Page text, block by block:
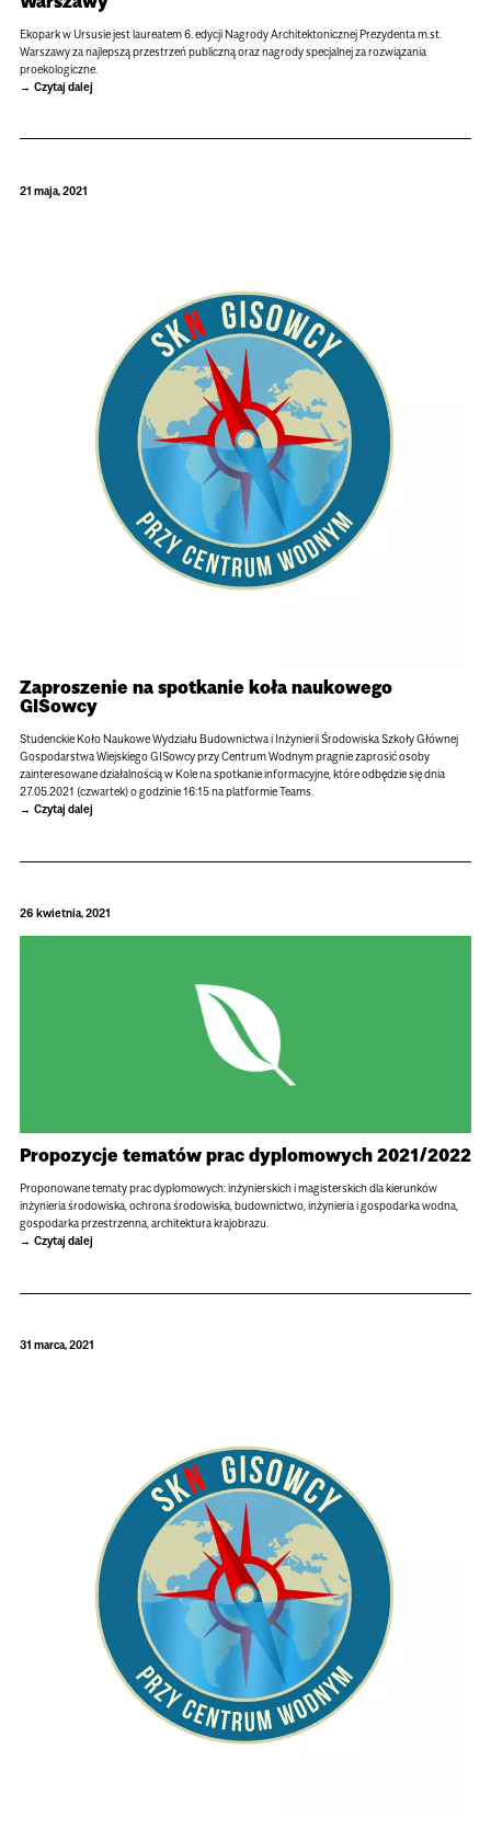
Ekopark w Ursusie jest laureatem 6. edycji Nagrody Architektonicznej Prezydenta m.st.
Warszawy za najlepszą przestrzeń publiczną oraz nagrody specjalnej za rozwiązania
proekologiczne.
Czytaj dalej
21 maja, 2021
Zaproszenie na spotkanie koła naukowego
GISowcy
Studenckie Koło Naukowe Wydziału Budownictwa i Inżynierii Środowiska Szkoły Głównej
Gospodarstwa Wiejskiego GISowcy przy Centrum Wodnym pragnie zaprosić osoby
zainteresowane działalnością w Kole na spotkanie informacyjne, które odbędzie się dnia
27.05.2021 (czwartek) o godzinie 16:15 na platformie Teams.
Czytaj dalej
26 kwietnia, 2021
Propozycje tematów prac dyplomowych 2021/2022
Proponowane tematy prac dyplomowych: inżynierskich i magisterskich dla kierunków
inżynieria środowiska, ochrona środowiska, budownictwo, inżynieria i gospodarka wodna,
gospodarka przestrzenna, architektura krajobrazu.
Czytaj dalej
31 marca, 2021